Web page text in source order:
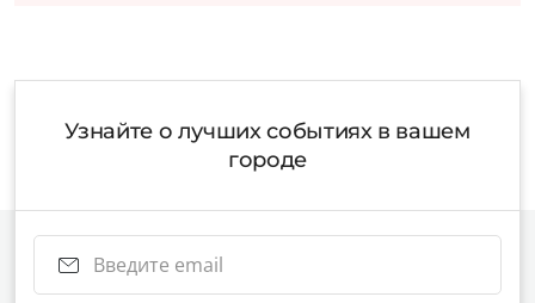
Узнайте о лучших событиях в вашем
городе